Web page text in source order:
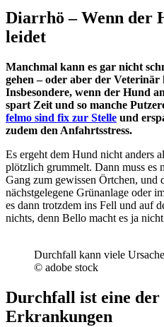
Diarrhö – Wenn der
leidet
Manchmal kann es gar nicht
gehen – oder aber der Veterinär
Insbesondere, wenn der Hund
spart Zeit und so manche
felmo sind fix zur Stelle und
zudem den Anfahrtsstress.
Es ergeht dem Hund nicht anders
plötzlich grummelt. Dann muss es
Gang zum gewissen Örtchen, und
nächstgelegene Grünanlage oder
es dann trotzdem ins Fell und auf
nichts, denn Bello macht es ja
Durchfall kann viele
© adobe stock
Durchfall ist eine der
Erkrankungen